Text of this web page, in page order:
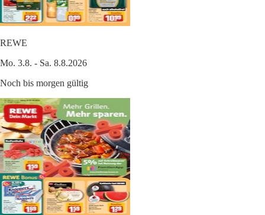
REWE
Mo. 3.8. - Sa. 8.8.2026
Noch bis morgen gültig